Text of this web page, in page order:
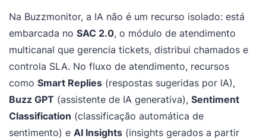
Na Buzzmonitor, a IA não é um recurso isolado: está
embarcada no SAC 2.0, o módulo de atendimento
multicanal que gerencia tickets, distribui chamados e
controla SLA. No fluxo de atendimento, recursos
como Smart Replies (respostas sugeridas por IA),
Buzz GPT (assistente de IA generativa), Sentiment
Classification (classificação automática de
sentimento) e AI Insights (insights gerados a partir